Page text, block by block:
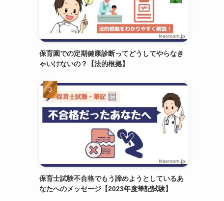
保育園での定期健康診断ってどうしてやらなき
ゃいけないの？【法的根拠】
保育士試験不合格でもう諦めようとしているあ
なたへのメッセージ【2023年度筆記試験】